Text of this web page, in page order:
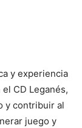
y experiencia
CD Leganés,
y contribuir al
juego y